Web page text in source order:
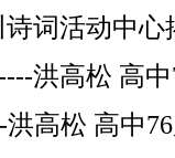
词活动中
洪高松 高
高松 高中